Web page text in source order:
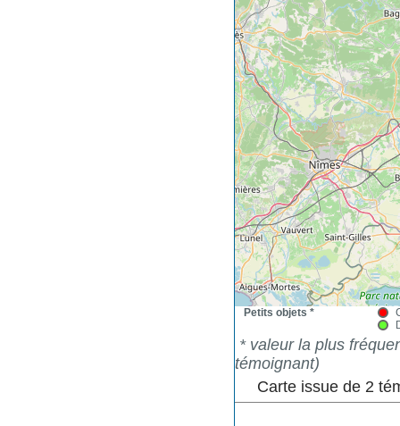
Petits objets *
* valeur la plus
témoignant)
Carte issue de 2